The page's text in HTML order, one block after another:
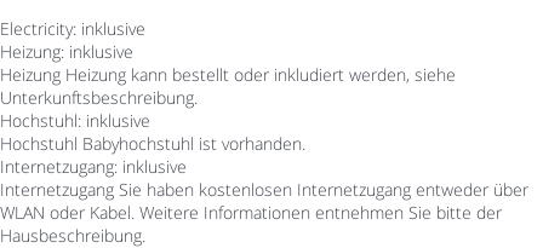
Electricity: inklusive
Heizung: inklusive
Heizung Heizung kann bestellt oder inkludiert werden, siehe
Unterkunftsbeschreibung.
Hochstuhl: inklusive
Hochstuhl Babyhochstuhl ist vorhanden.
Internetzugang: inklusive
Internetzugang Sie haben kostenlosen Internetzugang entweder über
WLAN oder Kabel. Weitere Informationen entnehmen Sie bitte der
Hausbeschreibung.